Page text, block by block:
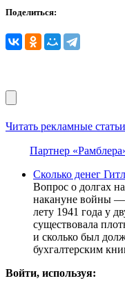
Поделиться:
Читать рекламные
Партнер
Сколько денег
Вопрос о долгах
накануне войны —
лету 1941 года у
существовала
и сколько был
бухгалтерским
Войти, используя: